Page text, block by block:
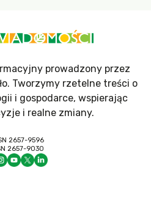
prowadzony przez
Tworzymy rzetelne treści o
i gospodarce, wspierając
i realne zmiany.
2657-9596
2657-9030